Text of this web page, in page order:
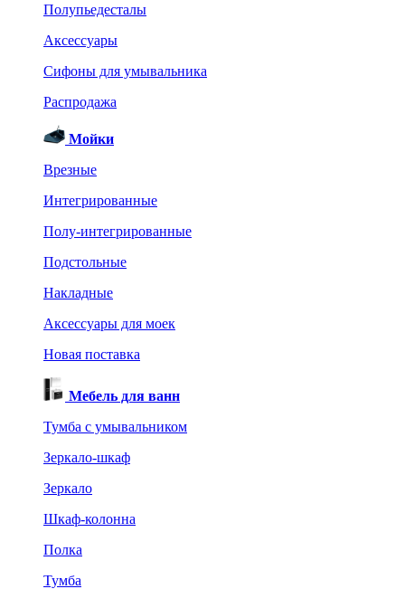
Полупьедесталы
Аксессуары
Сифоны для умывальника
Распродажа
Мойки
Врезные
Интегрированные
Полу-интегрированные
Подстольные
Накладные
Аксессуары для моек
Новая поставка
Мебель для ванн
Тумба с умывальником
Зеркало-шкаф
Зеркало
Шкаф-колонна
Полка
Тумба